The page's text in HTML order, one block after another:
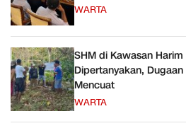
WARTA
SHM di Kawasan
Dipertanyakan,
Mencuat
WARTA